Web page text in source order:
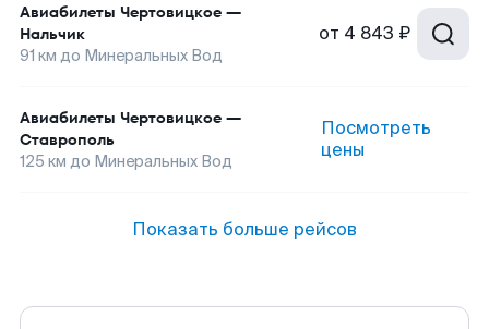
Авиабилеты Чертовицкое —
Нальчик
91 км до Минеральных Вод
от 4 843 ₽
Авиабилеты Чертовицкое —
Ставрополь
125 км до Минеральных Вод
Посмотреть
цены
Показать больше рейсов